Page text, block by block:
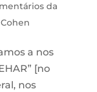
da
a nos
[no
nos